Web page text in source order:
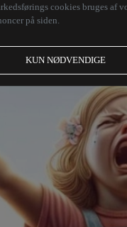
cookies bruges af
på siden.
KUN NØDVENDIGE
og mangel på